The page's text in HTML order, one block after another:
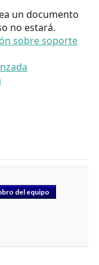
un documento
no estará.
sobre soporte
del equipo